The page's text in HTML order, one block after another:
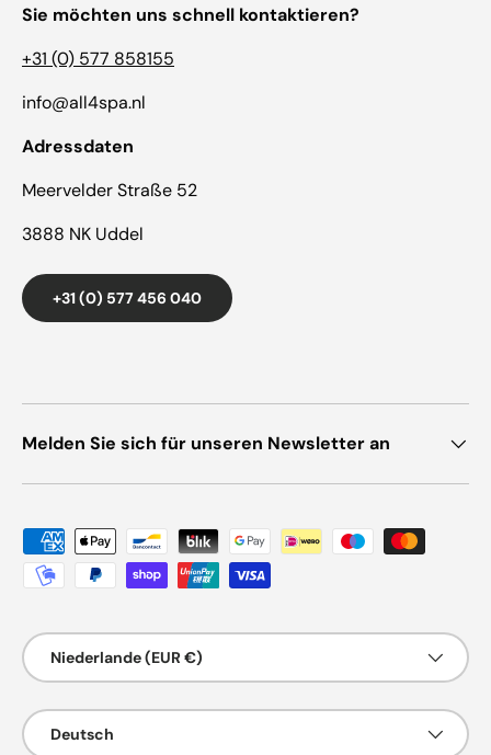
Sie möchten uns schnell kontaktieren?
+31 (0) 577 858155
info@all4spa.nl
Adressdaten
Meervelder Straße 52
3888 NK Uddel
+31 (0) 577 456 040
Melden Sie sich für unseren Newsletter an
Zahlungsmethoden
Land/Region
Niederlande (EUR €)
Sprache
Deutsch